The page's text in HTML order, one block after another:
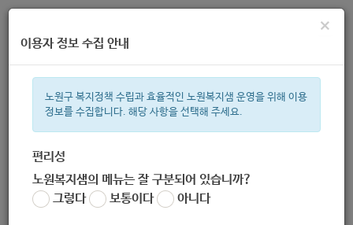
주간 인기검색어
한눈으로 보는 복지 정보
×
이용자 정보 수집 안내
노원구 복지정책 수립과 효율적인 노원복지샘 운영을 위해 이용
정보를 수집합니다. 해당 사항을 선택해 주세요.
편리성
노원복지샘의 메뉴는 잘 구분되어 있습니까?
그렇다
보통이다 아니다